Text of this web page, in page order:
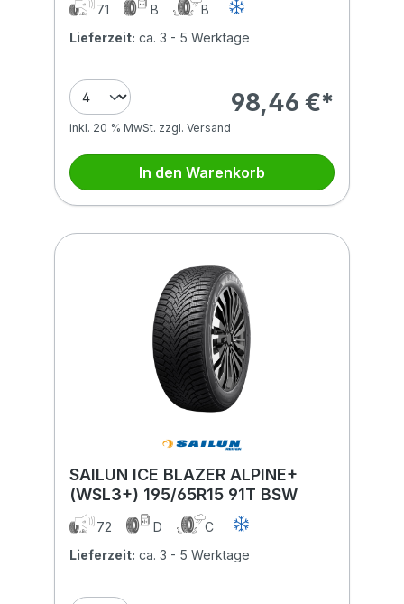
71 B
B
Lieferzeit: ca. 3 - 5 Werktage
98,46 €*
inkl. 20 % MwSt. zzgl. Versand
In den Warenkorb
SAILUN ICE BLAZER ALPINE+
(WSL3+) 195/65R15 91T BSW
72 D
C
Lieferzeit: ca. 3 - 5 Werktage